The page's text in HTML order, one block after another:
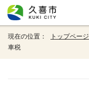
現在の位置： トップページ
車税